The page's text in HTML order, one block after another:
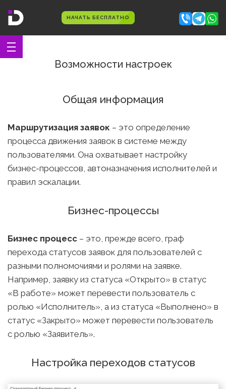
НАЧАТЬ БЕСПЛАТНО
Возможности настроек
Общая информация
Маршрутизация заявок – это определение
процесса движения заявок в системе между
пользователями. Она охватывает настройку
бизнес-процессов, автоназначения исполнителей и
правил эскалации.
Бизнес-процессы
Бизнес процесс – это, прежде всего, граф
перехода статусов заявок для пользователей с
разными полномочиями и ролями на заявке.
Например, заявку из статуса «Открыто» в статус
«В работе» может перевести пользователь с
ролью «Исполнитель», а из статуса «Выполнено» в
статус «Закрыто» может перевести пользователь
с ролью «Заявитель».
Настройка переходов статусов